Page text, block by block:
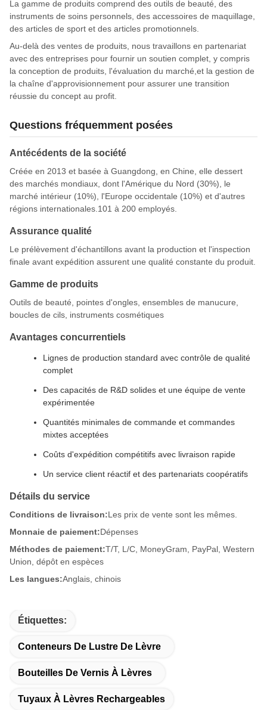
La gamme de produits comprend des outils de beauté, des
instruments de soins personnels, des accessoires de maquillage,
des articles de sport et des articles promotionnels.
Au-delà des ventes de produits, nous travaillons en partenariat
avec des entreprises pour fournir un soutien complet, y compris
la conception de produits, l'évaluation du marché,et la gestion de
la chaîne d'approvisionnement pour assurer une transition
réussie du concept au profit.
Questions fréquemment posées
Antécédents de la société
Créée en 2013 et basée à Guangdong, en Chine, elle dessert
des marchés mondiaux, dont l'Amérique du Nord (30%), le
marché intérieur (10%), l'Europe occidentale (10%) et d'autres
régions internationales.101 à 200 employés.
Assurance qualité
Le prélèvement d'échantillons avant la production et l'inspection
finale avant expédition assurent une qualité constante du produit.
Gamme de produits
Outils de beauté, pointes d'ongles, ensembles de manucure,
boucles de cils, instruments cosmétiques
Avantages concurrentiels
Lignes de production standard avec contrôle de qualité
complet
Des capacités de R&D solides et une équipe de vente
expérimentée
Quantités minimales de commande et commandes
mixtes acceptées
Coûts d'expédition compétitifs avec livraison rapide
Un service client réactif et des partenariats coopératifs
Détails du service
Conditions de livraison:Les prix de vente sont les mêmes.
Monnaie de paiement:Dépenses
Méthodes de paiement:T/T, L/C, MoneyGram, PayPal, Western
Union, dépôt en espèces
Les langues:Anglais, chinois
Étiquettes:
Conteneurs De Lustre De Lèvre
Bouteilles De Vernis À Lèvres
Tuyaux À Lèvres Rechargeables